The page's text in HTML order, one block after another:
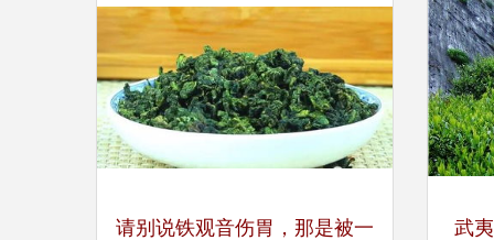
请别说铁观音伤胃，那是被一 武